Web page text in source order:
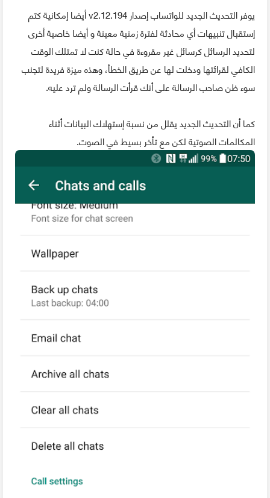
يوفر التحديث الجديد للواتساب إصدار v2.12.194 أيضا إمكانية كتم
إستقبال تنبيهات أي محادثة لفترة زمنية معينة و أيضا خاصية أخرى
لتحديد الرسائل كرسائل غير مقروءة في حالة كنت لا تمتلك الوقت
الكافي لقرائتها ودخلت لها عن طريق الخطأ، وهذه ميزة فريدة لتجنب
سوء ظن صاحب الرسالة على أنك قرأت الرسالة ولم ترد عليه.
كما أن التحديث الجديد يقلل من نسبة إستهلاك البيانات أثناء
المكالمات الصوتية لكن مع تأخر بسيط في الصوت.